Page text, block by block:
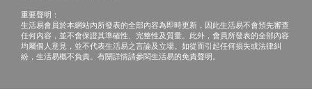
體積
深度: 21 厘米
高度: 24 厘米
倘若屈臣氏蒸餾水無法提供閣下訂單上的任何產品
或服務，屈臣氏蒸餾水會透過電話或電郵通知閣
下。
條款及細則
重要聲明：
生活易會員於本網站內所發表的全部內容為即時更新，因此生活易不會預先審查
任何內容，並不會保證其準確性、完整性及質量。此外，會員所發表的全部內容
均屬個人意見，並不代表生活易之言論及立場。如從而引起任何損失或法律糾
紛，生活易概不負責。有關詳情請參閱生活易的免責聲明。